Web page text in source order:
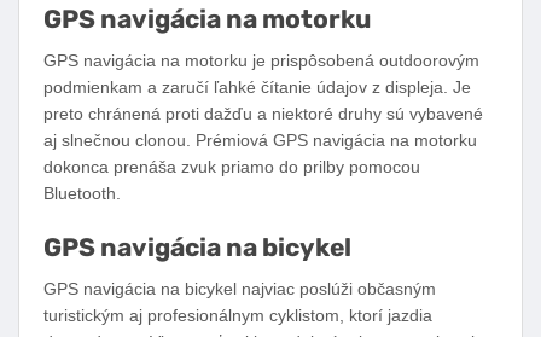
GPS navigácia na motorku
GPS navigácia na motorku je prispôsobená outdoorovým
podmienkam a zaručí ľahké čítanie údajov z displeja. Je
preto chránená proti dažďu a niektoré druhy sú vybavené
aj slnečnou clonou. Prémiová GPS navigácia na motorku
dokonca prenáša zvuk priamo do prilby pomocou
Bluetooth.
GPS navigácia na bicykel
GPS navigácia na bicykel najviac poslúži občasným
turistickým aj profesionálnym cyklistom, ktorí jazdia